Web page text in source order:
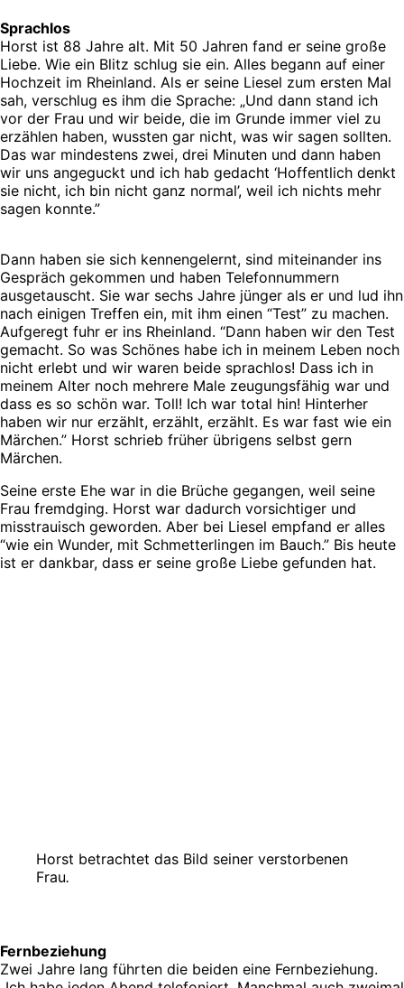
Sprachlos
Horst ist 88 Jahre alt. Mit 50 Jahren fand er seine große
Liebe. Wie ein Blitz schlug sie ein. Alles begann auf einer
Hochzeit im Rheinland. Als er seine Liesel zum ersten Mal
sah, verschlug es ihm die Sprache: „Und dann stand ich
vor der Frau und wir beide, die im Grunde immer viel zu
erzählen haben, wussten gar nicht, was wir sagen sollten.
Das war mindestens zwei, drei Minuten und dann haben
wir uns angeguckt und ich hab gedacht ‘Hoffentlich denkt
sie nicht, ich bin nicht ganz normal’, weil ich nichts mehr
sagen konnte.”
Dann haben sie sich kennengelernt, sind miteinander ins
Gespräch gekommen und haben Telefonnummern
ausgetauscht. Sie war sechs Jahre jünger als er und lud ihn
nach einigen Treffen ein, mit ihm einen “Test” zu machen.
Aufgeregt fuhr er ins Rheinland. “Dann haben wir den Test
gemacht. So was Schönes habe ich in meinem Leben noch
nicht erlebt und wir waren beide sprachlos! Dass ich in
meinem Alter noch mehrere Male zeugungsfähig war und
dass es so schön war. Toll! Ich war total hin! Hinterher
haben wir nur erzählt, erzählt, erzählt. Es war fast wie ein
Märchen.” Horst schrieb früher übrigens selbst gern
Märchen.
Seine erste Ehe war in die Brüche gegangen, weil seine
Frau fremdging. Horst war dadurch vorsichtiger und
misstrauisch geworden. Aber bei Liesel empfand er alles
“wie ein Wunder, mit Schmetterlingen im Bauch.” Bis heute
ist er dankbar, dass er seine große Liebe gefunden hat.
Horst betrachtet das Bild seiner verstorbenen
Frau.
Fernbeziehung
Zwei Jahre lang führten die beiden eine Fernbeziehung.